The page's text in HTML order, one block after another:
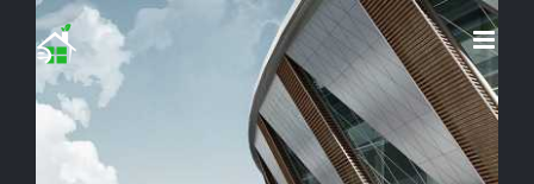
Saltar
contenido